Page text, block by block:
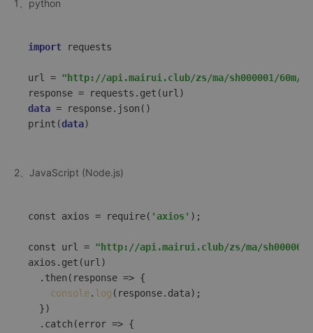
1、python
import requests
url = "http://api.mairui.club/zs/ma/sh000001/60m/
response
data = response.json()
print (data)
2、JavaScript (Node.js)
const axios = require( 'axios' );
const url = "http://api.mairui.club/zs/ma/sh000001/
axios.get(url)
  .then(
response => {
console. log (response.data);
  })
  .catch(
error => {